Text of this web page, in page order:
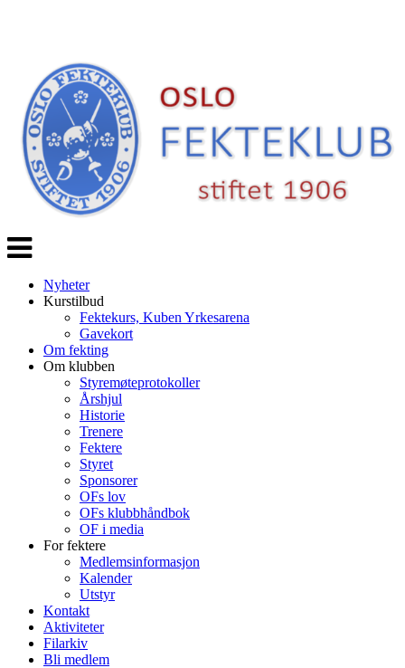
Veksle
navigasjon
Nyheter
Kurstilbud
Fektekurs, Kuben Yrkesarena
Gavekort
Om fekting
Om klubben
Styremøteprotokoller
Årshjul
Historie
Trenere
Fektere
Styret
Sponsorer
OFs lov
OFs klubbhåndbok
OF i media
For fektere
Medlemsinformasjon
Kalender
Utstyr
Kontakt
Aktiviteter
Filarkiv
Bli medlem